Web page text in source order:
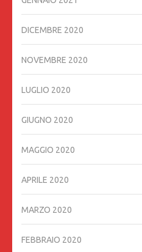
DICEMBRE 2020
NOVEMBRE 2020
LUGLIO 2020
GIUGNO 2020
MAGGIO 2020
APRILE 2020
MARZO 2020
FEBBRAIO 2020